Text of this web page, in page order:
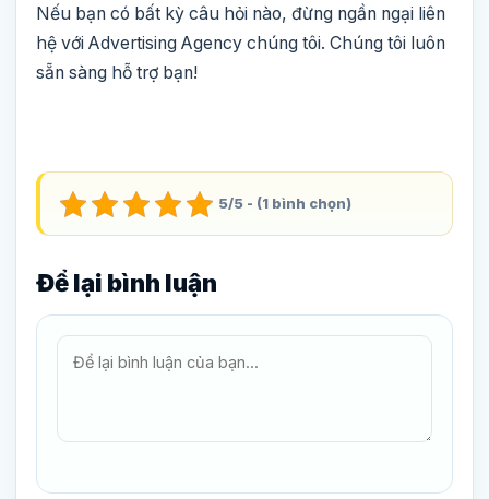
Nếu bạn có bất kỳ câu hỏi nào, đừng ngần ngại liên
hệ với Advertising Agency chúng tôi. Chúng tôi luôn
sẵn sàng hỗ trợ bạn!
5/5 - (1 bình chọn)
Để lại bình luận